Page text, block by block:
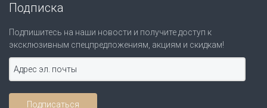
Подписка
Подпишитесь на наши новости и получите доступ к
эксклюзивным спецпредложениям, акциям и скидкам!